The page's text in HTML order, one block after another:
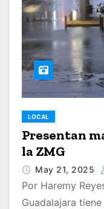
LOCAL
Presentan
la ZMG
May 21, 2025
Por Haremy
Guadalajara